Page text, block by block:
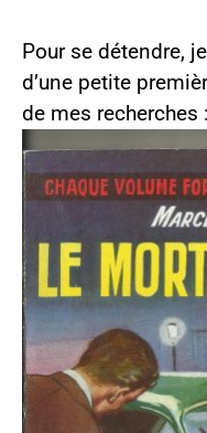
Pour se détendre,
d’une petite
de mes recherches :